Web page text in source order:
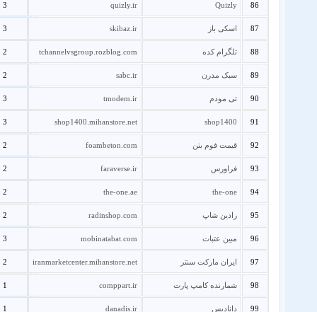
86
Quizly
quizly.ir
3
87 اسکی باز skibaz.ir
3
88 تلگرام کده tchannelvsgroup.rozblog.com
2
89 سبک مدرن sabc.ir
2
90 تی مودم tmodem.ir
3
91
shop1400
shop1400.mihanstore.net
3
92 قیمت فوم بتن foambeton.com
2
93 فراورس faraverse.ir
2
94
the-one
the-one.ae
2
95 رادین شاپ radinshop.com
2
96 مبین عتبات mobinatabat.com
3
97 ایران مارکت سنتر iranmarketcenter.mihanstore.net
2
98 شمارنده کامپ پارت comppart.ir
1
99 دانادیس danadis.ir
1